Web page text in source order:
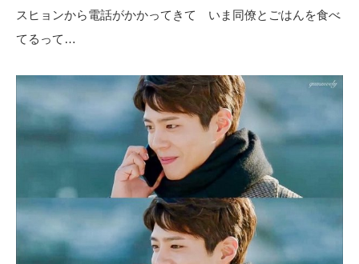
スヒョンから電話がかかってきて いま同僚とごはんを食べ
てるって…